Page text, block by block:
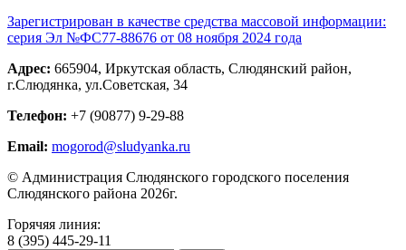
Зарегистрирован в качестве средства массовой информации:
серия Эл №ФС77-88676 от 08 ноября 2024 года
Адрес: 665904, Иркутская область, Слюдянский район,
г.Слюдянка, ул.Советская, 34
Телефон: +7 (90877) 9-29-88
Email: mogorod@sludyanka.ru
© Администрация Слюдянского городского поселения
Слюдянского района 2026г.
Горячяя линия:
8 (395) 445-29-11